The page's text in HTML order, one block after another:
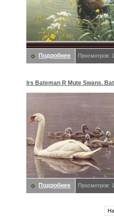
Подробнее Просмотров:
lrs Bateman R Mute Swans.
Подробнее Просмотров: